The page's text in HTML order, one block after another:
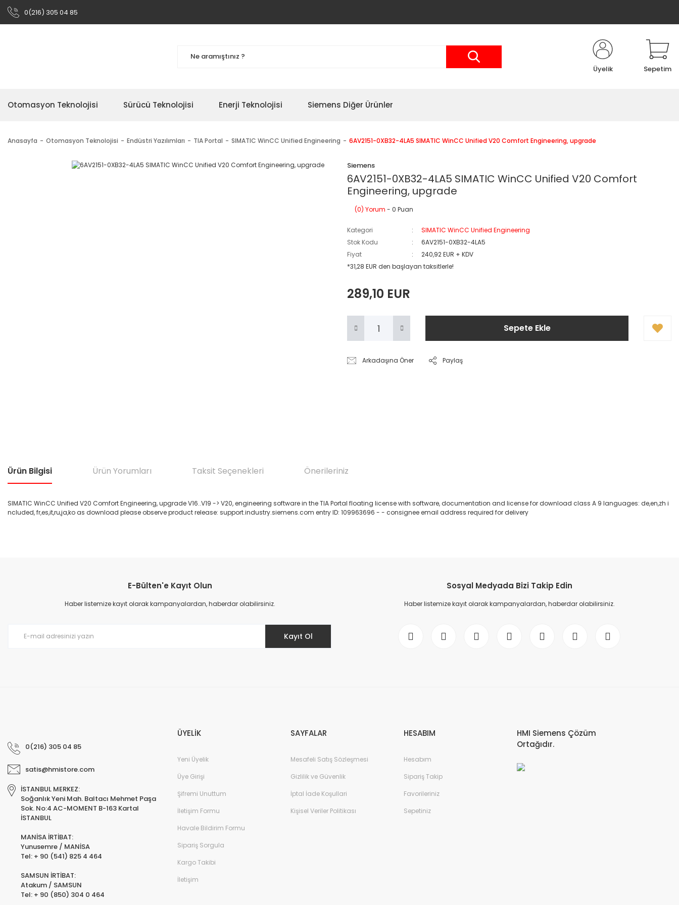
0(216) 305 04 85
Üyelik Sepetim
Otomasyon Teknolojisi Sürücü Teknolojisi Enerji Teknolojisi Siemens Diğer Ürünler
Anasayfa Otomasyon Teknolojisi Endüstri Yazılımları TIA Portal SIMATIC WinCC Unified Engineering 6AV2151-0XB32-4LA5 SIMATIC WinCC Unified V20 Comfort Engineering, upgrade
Siemens
6AV2151-0XB32-4LA5 SIMATIC WinCC Unified V20 Comfort
Engineering, upgrade
(0) Yorum - 0 Puan
Kategori
SIMATIC WinCC Unified Engineering
Stok Kodu
6AV2151-0XB32-4LA5
Fiyat
240,92 EUR + KDV
*31,28 EUR den başlayan taksitlerle!
289,10 EUR
Sepete Ekle
Arkadaşına Öner Paylaş
Ürün Bilgisi Ürün Yorumları Taksit Seçenekleri Önerileriniz
SIMATIC WinCC Unified V20 Comfort Engineering, upgrade V16..V19 -> V20, engineering software in the TIA Portal floating license with software, documentation and license for download class A 9 languages: de,en,zh i
ncluded, fr,es,it,ru,ja,ko as download please observe product release: support.industry.siemens.com entry ID: 109963696 - - consignee email address required for delivery
Ürün resmi kalitesiz, bozuk veya görüntülenemiyor.
Ürün açıklamasında eksik bilgiler bulunuyor.
E-Bülten'e Kayıt Olun
Haber listemize kayıt olarak kampanyalardan, haberdar olabilirsiniz.
Kayıt Ol
Sosyal Medyada Bizi Takip Edin
Haber listemize kayıt olarak kampanyalardan, haberdar olabilirsiniz.
0(216) 305 04 85
satis@hmistore.com
İSTANBUL MERKEZ:
Soğanlık Yeni Mah. Baltacı Mehmet Paşa
Sok. No:4 AC-MOMENT B-163 Kartal
İSTANBUL
MANİSA İRTİBAT:
Yunusemre / MANİSA
Tel: + 90 (541) 825 4 464
SAMSUN İRTİBAT:
Atakum / SAMSUN
Tel: + 90 (850) 304 0 464
ÜYELİK
Yeni Üyelik
Üye Girişi
Şifremi Unuttum
İletişim Formu
Havale Bildirim Formu
Sipariş Sorgula
Kargo Takibi
İletişim
SAYFALAR
Mesafeli Satış Sözleşmesi
Gizlilik ve Güvenlik
İptal İade Koşullari
Kişisel Veriler Politikası
HESABIM
Hesabım
Sipariş Takip
Favorileriniz
Sepetiniz
HMI Siemens Çözüm
Ortağıdır.